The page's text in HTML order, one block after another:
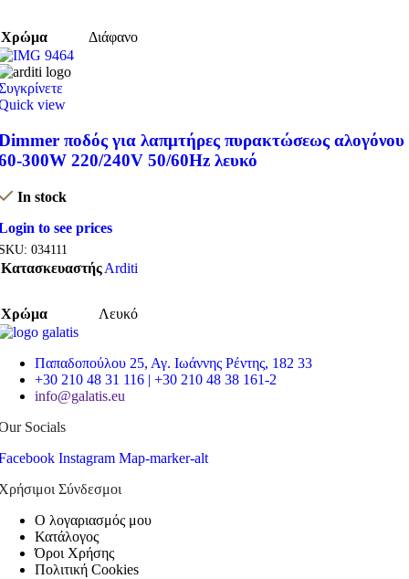
Χρώμα Διάφανο
view
ποδός για λαπμτήρες πυρακτώσεως αλογόνου
300W 220/240V 50/60Hz λευκό
In stock
to see prices
034111
ΚατασκευαστήςArditi
Χρώμα Λευκό
Παπαδοπούλου 25, Αγ. Ιωάννης Ρέντης, 182 33
+30 210 48 31 116 | +30 210 48 38 161-2
info@galatis.eu
Socials
Instagram Map-marker-alt
Σύνδεσμοι
Ο λογαριασμός μου
Κατάλογος
Όροι Χρήσης
Πολιτική Cookies